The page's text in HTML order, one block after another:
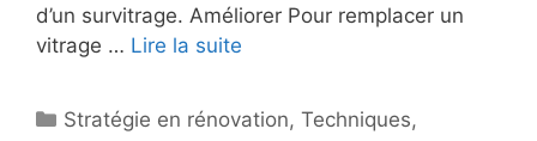
d’un survitrage. Améliorer Pour remplacer un
vitrage … Lire la suite
Catégories
Stratégie en rénovation,Techniques,